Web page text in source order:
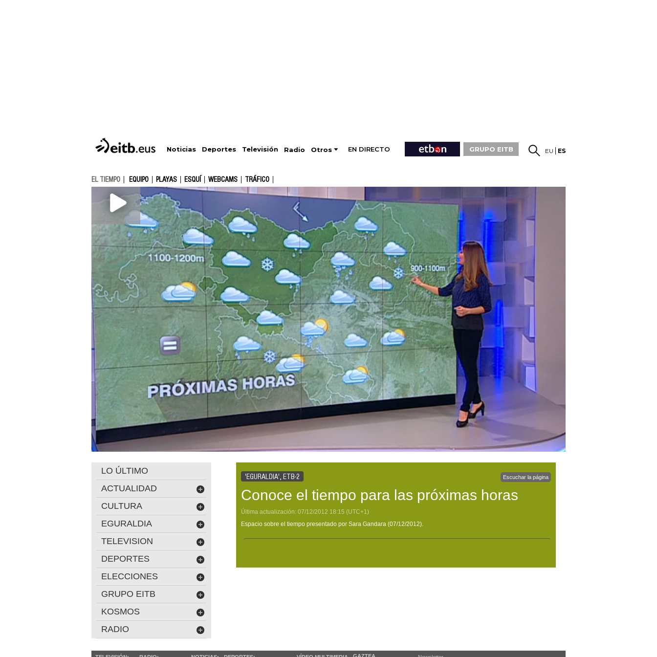
Noticias Deportes Televisión Radio Otros EN DIRECTO GRUPO EITB EU ES
EL TIEMPO EQUIPO PLAYAS ESQUÍ WEBCAMS TRÁFICO
'EGURALDIA', ETB-2 Escuchar la página
Conoce el tiempo para las próximas horas
Última actualización: 07/12/2012 18:15 (UTC+1)
Espacio sobre el tiempo presentado por Sara Gandara (07/12/2012).
LO ÚLTIMO
ACTUALIDAD
CULTURA
EGURALDIA
TELEVISION
DEPORTES
ELECCIONES
GRUPO EITB
KOSMOS
RADIO